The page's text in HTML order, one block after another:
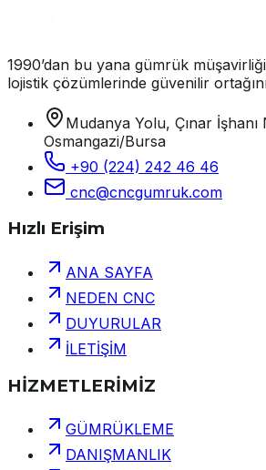
1990’dan bu yana gümrük
lojistik çözümlerinde güvenilir
Mudanya Yolu, Çınar İşhanı
Osmangazi/Bursa
+90 (224) 242 46 46
cnc@cncgumruk.com
Hızlı Erişim
ANA SAYFA
NEDEN CNC
DUYURULAR
İLETİŞİM
HİZMETLERİMİZ
GÜMRÜKLEME
DANIŞMANLIK